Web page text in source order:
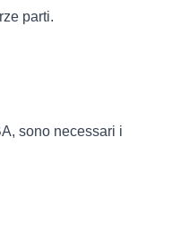
parti.
sono necessari i